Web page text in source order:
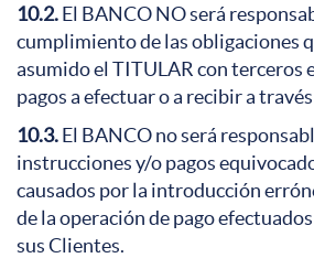
10.2.El BANCO NO será
cumplimiento de las obligaciones
asumido el TITULAR con terceros
pagos a efectuar o a recibir a
10.3.El BANCO no será
instrucciones y/o pagos
causados por la introducción
de la operación de pago
sus Clientes.